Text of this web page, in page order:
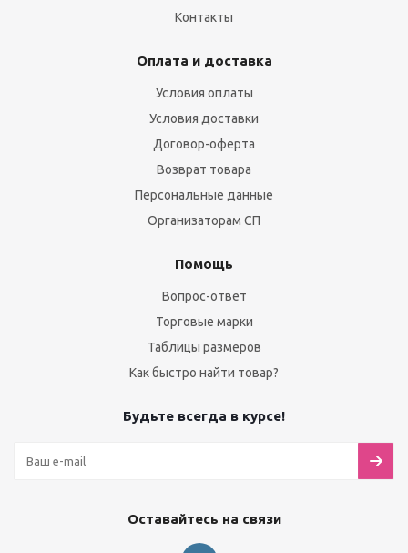
Контакты
Оплата и доставка
Условия оплаты
Условия доставки
Договор-оферта
Возврат товара
Персональные данные
Организаторам СП
Помощь
Вопрос-ответ
Торговые марки
Таблицы размеров
Как быстро найти товар?
Будьте всегда в курсе!
Оставайтесь на связи